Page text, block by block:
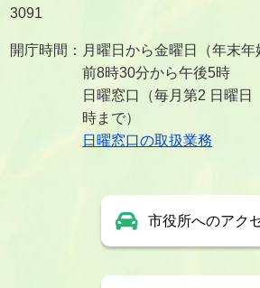
3091
開庁時間：月曜日から金曜日（年末
前8時30分から午後5時
日曜窓口（毎月第2 日曜
時まで）
日曜窓口の取扱業務
市役所へのアク